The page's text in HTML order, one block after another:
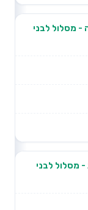
- מסלול לבני
- מסלול לבני